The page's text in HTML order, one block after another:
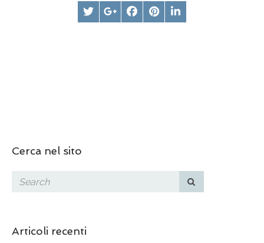
Cerca nel sito
Articoli recenti